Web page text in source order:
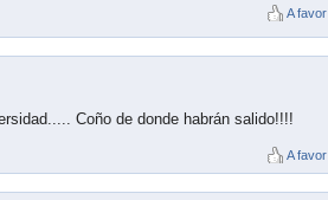
A favor
Coño de donde habrán salido!!!!
A favor